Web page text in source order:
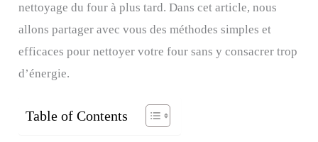
nettoyage du four à plus tard. Dans cet article, nous
allons partager avec vous des méthodes simples et
efficaces pour nettoyer votre four sans y consacrer trop
d’énergie.
Table of Contents